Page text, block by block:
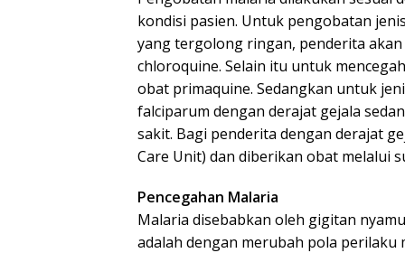
kondisi pasien. Untuk pengobatan
yang tergolong ringan, penderita
chloroquine. Selain itu untuk
obat primaquine. Sedangkan untuk
falciparum dengan derajat gejala
sakit. Bagi penderita dengan derajat
Care Unit) dan diberikan obat melalui
Pencegahan Malaria
Malaria disebabkan oleh gigitan
adalah dengan merubah pola